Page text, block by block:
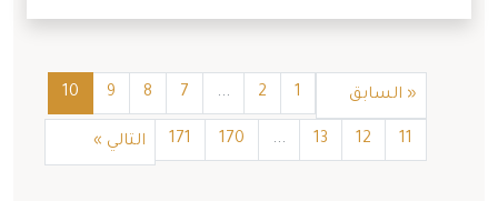
« السابق 1
2
...
7
8
9
10
11
12
13
...
170
171 التالي »